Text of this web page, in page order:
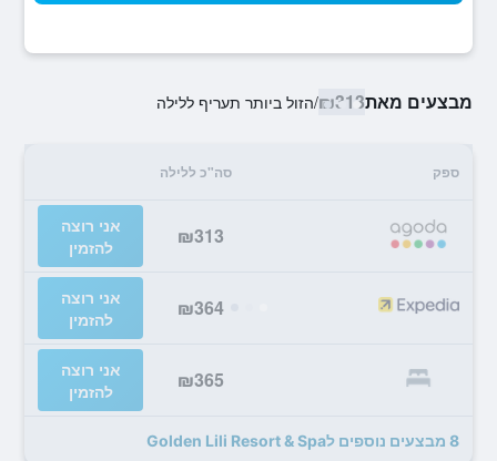
מבצעים מאת₪313
/הזול ביותר תעריף ללילה
ספק סה"כ ללילה
₪313
אני רוצה
להזמין
₪364
אני רוצה
להזמין
₪365
אני רוצה
להזמין
8 מבצעים נוספים לGolden Lili Resort & Spa